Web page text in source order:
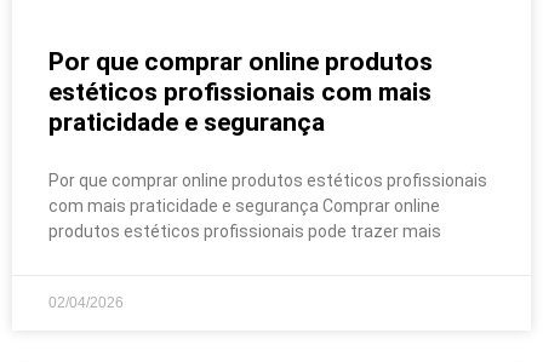
Por que comprar online produtos
estéticos profissionais com mais
praticidade e segurança
Por que comprar online produtos estéticos profissionais
com mais praticidade e segurança Comprar online
produtos estéticos profissionais pode trazer mais
02/04/2026